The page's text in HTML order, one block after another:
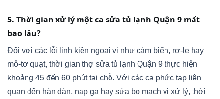
5. Thời gian xử lý một ca sửa tủ lạnh Quận 9 mất
bao lâu?
Đối với các lỗi linh kiện ngoại vi như cảm biến, rơ-le hay
mô-tơ quạt, thời gian thợ sửa tủ lạnh Quận 9 thực hiện
khoảng 45 đến 60 phút tại chỗ. Với các ca phức tạp liên
quan đến hàn dàn, nạp ga hay sửa bo mạch vi xử lý, thời